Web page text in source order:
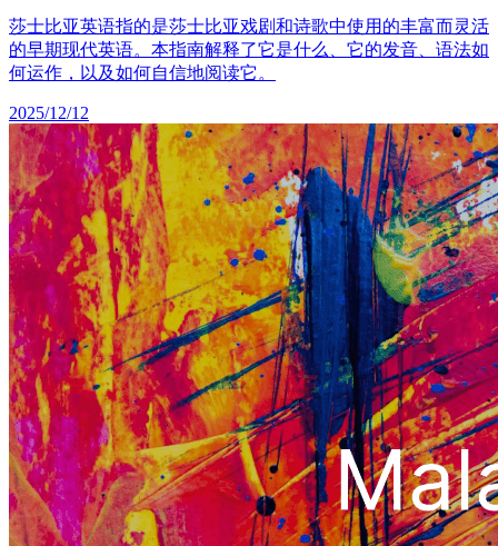
莎士比亚英语指的是莎士比亚戏剧和诗歌中使用的丰富而灵活
的早期现代英语。本指南解释了它是什么、它的发音、语法如
何运作，以及如何自信地阅读它。
2025/12/12